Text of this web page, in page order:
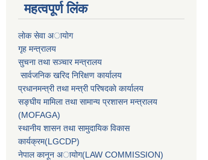
महत्वपूर्ण लिंक
लाेक सेवा अायाेग
गृह मन्त्रालय
सुचना तथा सञ्चार मन्त्रालय
सार्वजनिक खरिद निरिक्षण कार्यालय
प्रधानमन्त्री तथा मन्त्री परिषदकाे कार्यालय
सङ्घीय मामिला तथा सामान्य प्रशासन मन्त्रालय
(MOFAGA)
स्थानीय शासन तथा सामुदायिक विकास
कार्यक्रम(LGCDP)
नेपाल कानून अायोग(LAW COMMISSION)